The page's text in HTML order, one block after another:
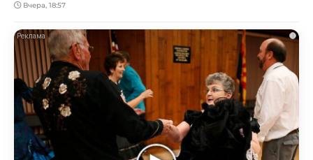
Вчера, 18:57
i